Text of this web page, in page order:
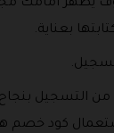
يظهر امامك
بعناية.
التسجيل
كود خصم